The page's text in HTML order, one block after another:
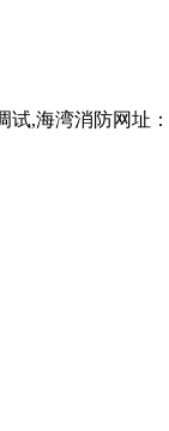
,海湾消防网址：